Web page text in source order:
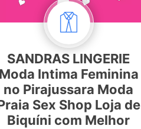
SANDRAS LINGERIE
Moda Intima Feminina
no Pirajussara Moda
Sex Shop Loja de
Biquíni com Melhor